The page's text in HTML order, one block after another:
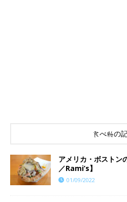
食べ物の
アメリカ・ボストン
／Rami’s】
01/09/2022